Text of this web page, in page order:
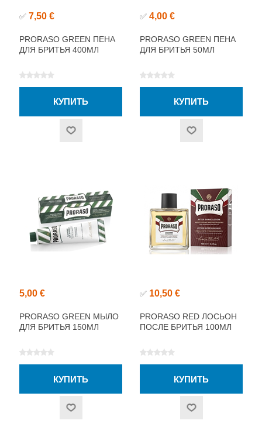
✅ 7,50 €
PRORASO GREEN ПЕНА
ДЛЯ БРИТЬЯ 400МЛ
✅ 4,00 €
PRORASO GREEN ПЕНА
ДЛЯ БРИТЬЯ 50МЛ
5,00 €
PRORASO GREEN МЫЛО
ДЛЯ БРИТЬЯ 150МЛ
✅ 10,50 €
PRORASO RED ЛОСЬОН
ПОСЛЕ БРИТЬЯ 100МЛ